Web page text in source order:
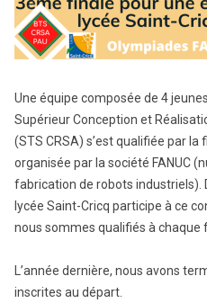
Une équipe composée de 4
Supérieur Conception et
(STS CRSA) s’est qualifiée par
organisée par la société FANUC
fabrication de robots industriels).
lycée Saint-Cricq participe à ce
nous sommes qualifiés à chaque
L’année dernière, nous avons
inscrites au départ.